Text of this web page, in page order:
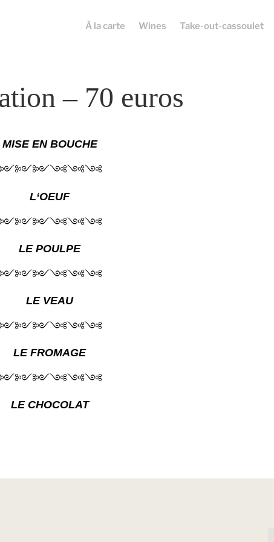
À la carte Wines Take-out-cassoulet
– 70 euros
MISE EN BOUCHE
L‘OEUF
LE POULPE
LE VEAU
LE FROMAGE
LE CHOCOLAT